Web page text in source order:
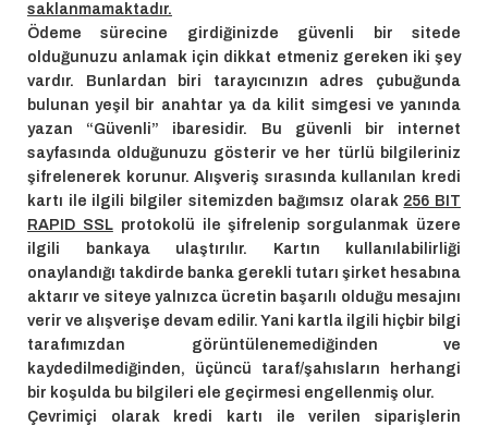
saklanmamaktadır.
Ödeme sürecine girdiğinizde güvenli bir sitede
olduğunuzu anlamak için dikkat etmeniz gereken iki şey
vardır. Bunlardan biri tarayıcınızın adres çubuğunda
bulunan yeşil bir anahtar ya da kilit simgesi ve yanında
yazan “Güvenli” ibaresidir. Bu güvenli bir internet
sayfasında olduğunuzu gösterir ve her türlü bilgileriniz
şifrelenerek korunur. Alışveriş sırasında kullanılan kredi
kartı ile ilgili bilgiler sitemizden bağımsız olarak 256 BIT
RAPID SSLprotokolü ile şifrelenip sorgulanmak üzere
ilgili bankaya ulaştırılır. Kartın kullanılabilirliği
onaylandığı takdirde banka gerekli tutarı şirket hesabına
aktarır ve siteye yalnızca ücretin başarılı olduğu mesajını
verir ve alışverişe devam edilir. Yani kartla ilgili hiçbir bilgi
tarafımızdan görüntülenemediğinden ve
kaydedilmediğinden, üçüncü taraf/şahısların herhangi
bir koşulda bu bilgileri ele geçirmesi engellenmiş olur.
Çevrimiçi olarak kredi kartı ile verilen siparişlerin